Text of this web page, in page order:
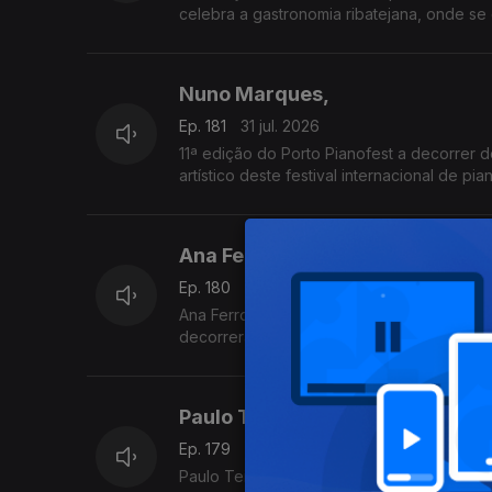
celebra a gastronomia ribatejana, onde se destaca o famoso prato certificado, e conta com concertos, artesanato e
Nuno Marques,
Ep. 181
31 jul. 2026
11ª edição do Porto Pianofest a decorrer
artístico deste festival internacional de
Ana Ferro
Ep. 180
30 jul. 2026
Ana Ferro, Ceo & Founder para nos falar
decorrerá no dia 1 de agosto na Figueira
Paulo Teixeira
Ep. 179
Paulo Teixeira, Presidente da Junta de